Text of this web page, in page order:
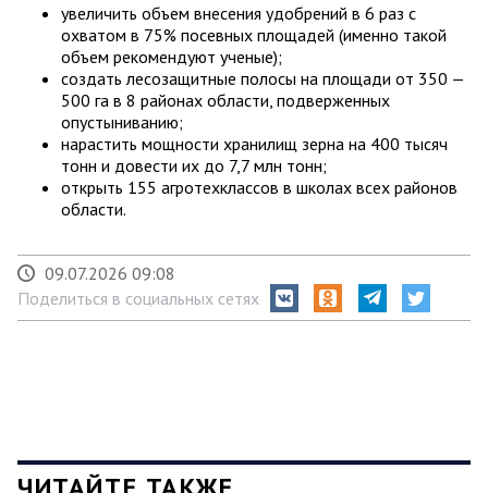
увеличить объем внесения удобрений в 6 раз с
охватом в 75% посевных площадей (именно такой
объем рекомендуют ученые);
создать лесозащитные полосы на площади от 350 —
500 га в 8 районах области, подверженных
опустыниванию;
нарастить мощности хранилищ зерна на 400 тысяч
тонн и довести их до 7,7 млн тонн;
открыть 155 агротехклассов в школах всех районов
области.
09.07.2026 09:08
Поделиться в социальных сетях